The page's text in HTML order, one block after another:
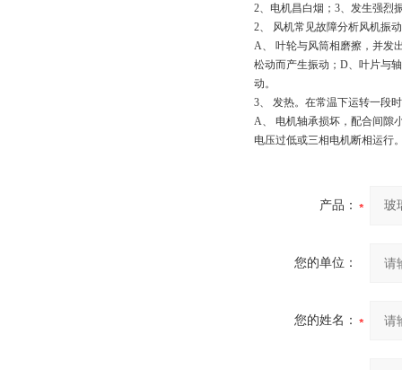
2、电机昌白烟； 3、发生强烈
2、 风机常见故障分析风机振
A、 叶轮与风筒相磨擦，并发
松动而产生振动； D、叶片与
动。
3、 发热。在常温下运转一段
A、 电机轴承损坏，配合间隙
电压过低或三相电机断相运行
产品：
您的单位：
您的姓名：